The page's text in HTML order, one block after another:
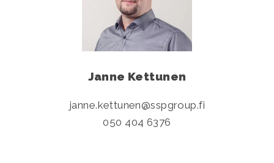
Janne Kettunen
janne.kettunen
sspgroup.fi
050 404 6376